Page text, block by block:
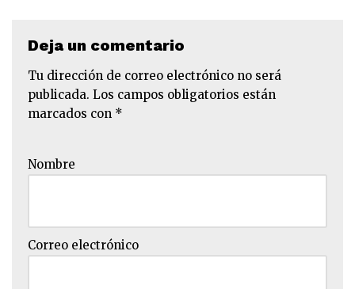
Deja un comentario
Tu dirección de correo electrónico no será
publicada. Los campos obligatorios están
marcados con *
Nombre
Correo electrónico